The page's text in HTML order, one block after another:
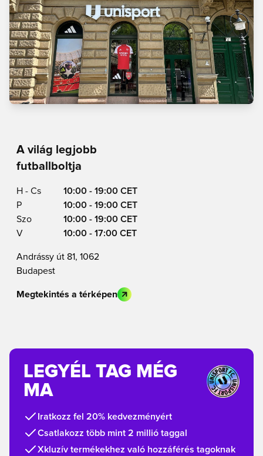
A világ legjobb
futballboltja
H - Cs
10:00 - 19:00 CET
P
10:00 - 19:00 CET
Szo
10:00 - 19:00 CET
V
10:00 - 17:00 CET
Andrássy út 81, 1062
Budapest
Megtekintés a térképen
LEGYÉL TAG MÉG
MA
Iratkozz fel 20% kedvezményért
Csatlakozz több mint 2 millió taggal
Xkluzív termékekhez való hozzáférés tagoknak